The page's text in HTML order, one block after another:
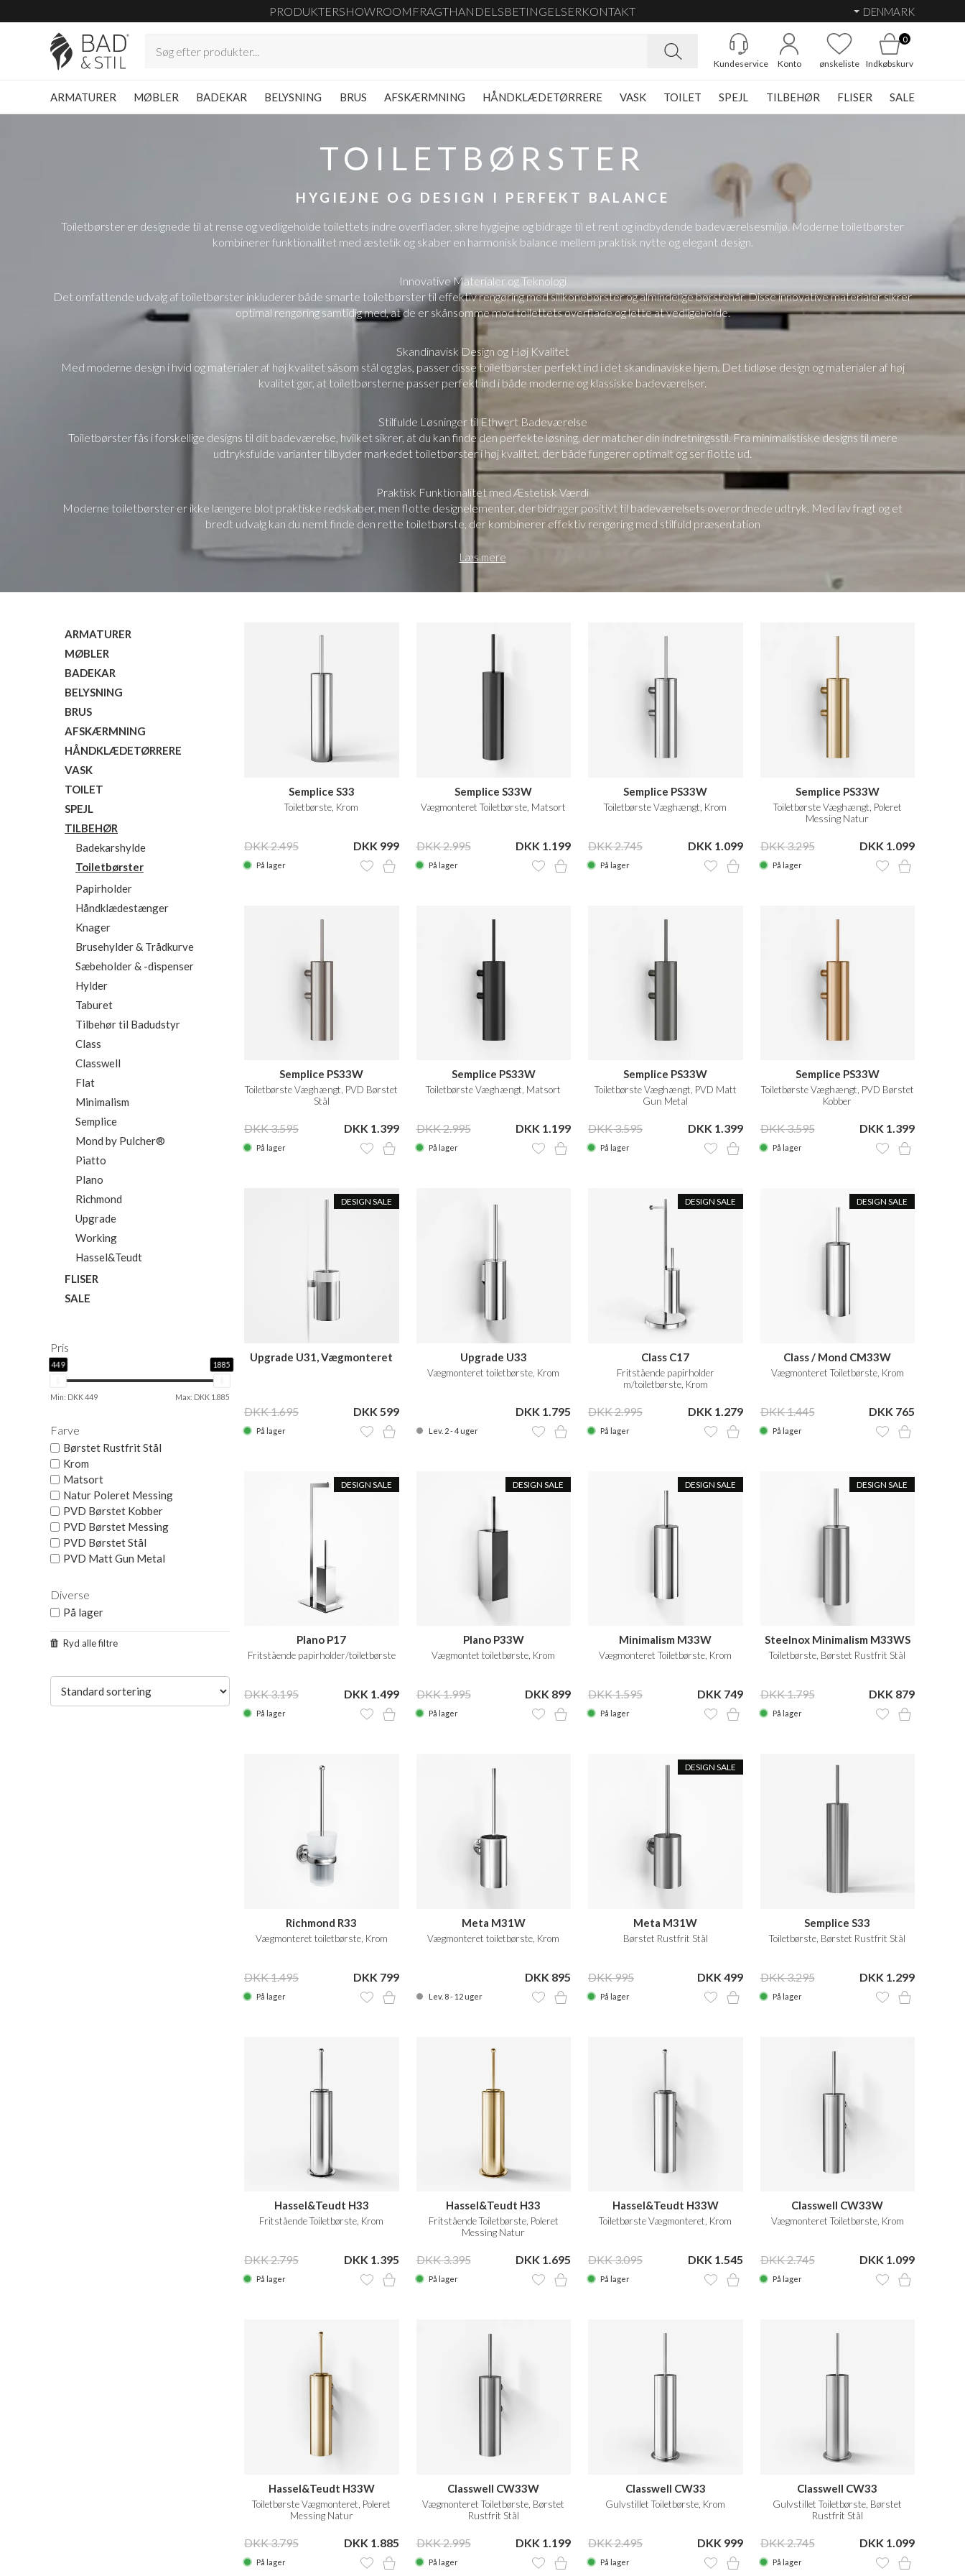
PRODUKTERSHOWROOM FRAGTHANDELSBETINGELSERKONTAKT DENMARK
Kundeservice Konto ønskeliste
0
Indkøbskurv
ARMATURER MØBLER BADEKAR BELYSNING BRUS AFSKÆRMNING HÅNDKLÆDETØRRERE VASK TOILET SPEJL TILBEHØR FLISER SALE
TOILETBØRSTER
HYGIEJNE OG DESIGN I PERFEKT BALANCE
Toiletbørster er designede til at rense og vedligeholde toilettets indre overflader, sikre hygiejne og bidrage til et rent og indbydende badeværelsesmiljø. Moderne toiletbørster
kombinerer funktionalitet med æstetik og skaber en harmonisk balance mellem praktisk nytte og elegant design.
Innovative Materialer og Teknologi
Det omfattende udvalg af toiletbørster inkluderer både smarte toiletbørster til effektiv rengøring med silikonebørster og almindelige børstehår. Disse innovative materialer sikrer
optimal rengøring samtidig med, at de er skånsomme mod toilettets overflade og lette at vedligeholde.
Skandinavisk Design og Høj Kvalitet
Med moderne design i hvid og materialer af høj kvalitet såsom stål og glas, passer disse toiletbørster perfekt ind i det skandinaviske hjem. Det tidløse design og materialer af høj
kvalitet gør, at toiletbørsterne passer perfekt ind i både moderne og klassiske badeværelser.
Stilfulde Løsninger til Ethvert Badeværelse
Toiletbørster fås i forskellige designs til dit badeværelse, hvilket sikrer, at du kan finde den perfekte løsning, der matcher din indretningsstil. Fra minimalistiske designs til mere
udtryksfulde varianter tilbyder markedet toiletbørster i høj kvalitet, der både fungerer optimalt og ser flotte ud.
Praktisk Funktionalitet med Æstetisk Værdi
Moderne toiletbørster er ikke længere blot praktiske redskaber, men flotte designelementer, der bidrager positivt til badeværelsets overordnede udtryk. Med lav fragt og et
bredt udvalg kan du nemt finde den rette toiletbørste, der kombinerer effektiv rengøring med stilfuld præsentation
Læs mere
ARMATURER
MØBLER
BADEKAR
BELYSNING
BRUS
AFSKÆRMNING
HÅNDKLÆDETØRRERE
VASK
TOILET
SPEJL
TILBEHØR
Badekarshylde
Toiletbørster
Papirholder
Håndklædestænger
Knager
Brusehylder & Trådkurve
Sæbeholder & -dispenser
Hylder
Taburet
Tilbehør til Badudstyr
Class
Classwell
Flat
Minimalism
Semplice
Mond by Pulcher®
Piatto
Plano
Richmond
Upgrade
Working
Hassel&Teudt
FLISER
SALE
Pris
449 1885
Min: DKK 449 Max: DKK 1.885
Farve
Børstet Rustfrit Stål
Krom
Matsort
Natur Poleret Messing
PVD Børstet Kobber
PVD Børstet Messing
PVD Børstet Stål
PVD Matt Gun Metal
Diverse
På lager
Ryd alle filtre
Semplice S33
Toiletbørste, Krom
DKK 2.495 DKK 999
På lager
Semplice S33W
Vægmonteret Toiletbørste, Matsort
DKK 2.995 DKK 1.199
På lager
Semplice PS33W
Toiletbørste Væghængt, Krom
DKK 2.745 DKK 1.099
På lager
Semplice PS33W
Toiletbørste Væghængt, Poleret
Messing Natur
DKK 3.295 DKK 1.099
På lager
Semplice PS33W
Toiletbørste Væghængt, PVD Børstet
Stål
DKK 3.595 DKK 1.399
På lager
Semplice PS33W
Toiletbørste Væghængt, Matsort
DKK 2.995 DKK 1.199
På lager
Semplice PS33W
Toiletbørste Væghængt, PVD Matt
Gun Metal
DKK 3.595 DKK 1.399
På lager
Semplice PS33W
Toiletbørste Væghængt, PVD Børstet
Kobber
DKK 3.595 DKK 1.399
På lager
DESIGN SALE
Upgrade U31, Vægmonteret
DKK 1.695 DKK 599
På lager
Upgrade U33
Vægmonteret toiletbørste, Krom
DKK 1.795
Lev. 2 - 4 uger
DESIGN SALE
Class C17
Fritstående papirholder
m/toiletbørste, Krom
DKK 2.995 DKK 1.279
På lager
DESIGN SALE
Class / Mond CM33W
Vægmonteret Toiletbørste, Krom
DKK 1.445 DKK 765
På lager
DESIGN SALE
Plano P17
Fritstående papirholder/toiletbørste
DKK 3.195 DKK 1.499
På lager
DESIGN SALE
Plano P33W
Vægmontet toiletbørste, Krom
DKK 1.995 DKK 899
På lager
DESIGN SALE
Minimalism M33W
Vægmonteret Toiletbørste, Krom
DKK 1.595 DKK 749
På lager
DESIGN SALE
Steelnox Minimalism M33WS
Toiletbørste, Børstet Rustfrit Stål
DKK 1.795 DKK 879
På lager
Richmond R33
Vægmonteret toiletbørste, Krom
DKK 1.495 DKK 799
På lager
Meta M31W
Vægmonteret toiletbørste, Krom
DKK 895
Lev. 8 - 12 uger
DESIGN SALE
Meta M31W
Børstet Rustfrit Stål
DKK 995 DKK 499
På lager
Semplice S33
Toiletbørste, Børstet Rustfrit Stål
DKK 3.295 DKK 1.299
På lager
Hassel&Teudt H33
Fritstående Toiletbørste, Krom
DKK 2.795 DKK 1.395
På lager
Hassel&Teudt H33
Fritstående Toiletbørste, Poleret
Messing Natur
DKK 3.395 DKK 1.695
På lager
Hassel&Teudt H33W
Toiletbørste Vægmonteret, Krom
DKK 3.095 DKK 1.545
På lager
Classwell CW33W
Vægmonteret Toiletbørste, Krom
DKK 2.745 DKK 1.099
På lager
Hassel&Teudt H33W
Toiletbørste Vægmonteret, Poleret
Messing Natur
DKK 3.795 DKK 1.885
På lager
Classwell CW33W
Vægmonteret Toiletbørste, Børstet
Rustfrit Stål
DKK 2.995 DKK 1.199
På lager
Classwell CW33
Gulvstillet Toiletbørste, Krom
DKK 2.495 DKK 999
På lager
Classwell CW33
Gulvstillet Toiletbørste, Børstet
Rustfrit Stål
DKK 2.745 DKK 1.099
På lager